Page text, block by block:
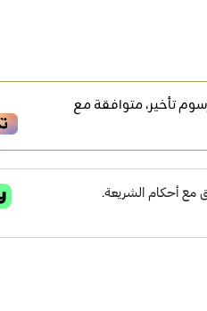
تأخير، متوافقة مع